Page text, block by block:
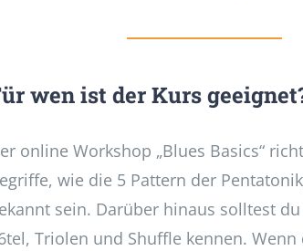
wen ist der Kurs
online Workshop „Blues Basics“
wie die 5 Pattern der
sein. Darüber hinaus solltest
Triolen und Shuffle kennen.